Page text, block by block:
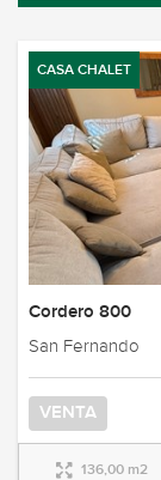
CASA CHALET
Cordero 800
San Fernando
VENTA
136,00 m2